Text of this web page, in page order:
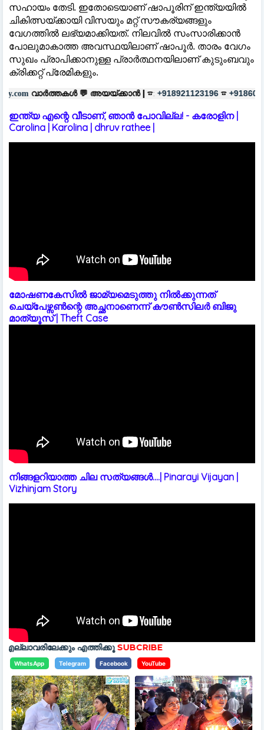
സഹായം തേടി. ഇതോടെയാണ് ഷാപൂരിന് ഇന്ത്യയില്‍
ചികിത്സയ്ക്കായി വിസയും മറ്റ് സൗകര്യങ്ങളും
വേഗത്തില്‍ ലഭ്യമാക്കിയത്. നിലവില്‍ സംസാരിക്കാൻ
പോലുമാകാത്ത അവസ്ഥയിലാണ് ഷാപൂർ. താരം വേഗം
സുഖം പ്രാപിക്കാനുള്ള പ്രാർത്ഥനയിലാണ് കുടുംബവും
ക്രിക്കറ്റ് പ്രേമികളും.
💬അയയ്ക്കാൻ | ☎: +918921123196 ☎ +918606657037
ഇന്ത്യ എന്റെ വീടാണ്, ഞാൻ പോവില്ല! - കരോളിന |
Carolina | Karolina | dhruv rathee |
മോഷണകേസിൽ ജാമ്യമെടുത്തു നിൽക്കുന്നത്
ചെയ്പേഴ്സൺന്റെ അച്ഛനാണെന്ന് കൗൺസിലർ ബിജു
മാത്യൂസ് | Theft Case
നിങ്ങളറിയാത്ത ചില സത്യങ്ങൾ....| Pinarayi Vijayan |
Vizhinjam Story
എത്തിക്കൂSUBCRIBE
WhatsApp Telegram Facebook YouTube